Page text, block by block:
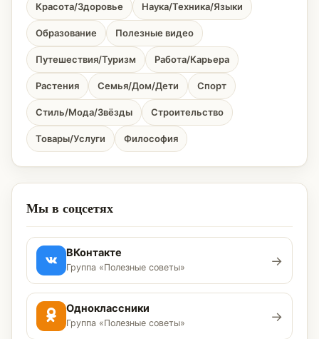
Красота/Здоровье Наука/Техника/Языки
Образование Полезные видео
Путешествия/Туризм Работа/Карьера
Растения Семья/Дом/Дети Спорт
Стиль/Мода/Звёзды Строительство
Товары/Услуги Философия
Мы в соцсетях
ВКонтакте
Группа «Полезные советы» →
Одноклассники
Группа «Полезные советы» →